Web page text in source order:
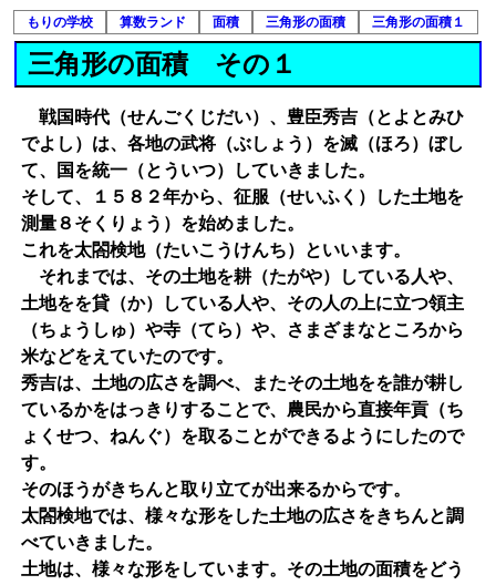
もりの学校 算数ランド 面積 三角形の面積 三角形の面積１
三角形の面積 その１
戦国時代（せんごくじだい）、豊臣秀吉（とよとみひ
でよし）は、各地の武将（ぶしょう）を滅（ほろ）ぼし
て、国を統一（とういつ）していきました。
そして、１５８２年から、征服（せいふく）した土地を
測量８そくりょう）を始めました。
これを太閤検地（たいこうけんち）といいます。
それまでは、その土地を耕（たがや）している人や、
土地をを貸（か）している人や、その人の上に立つ領主
（ちょうしゅ）や寺（てら）や、さまざまなところから
米などをえていたのです。
秀吉は、土地の広さを調べ、またその土地をを誰が耕し
ているかをはっきりすることで、農民から直接年貢（ち
ょくせつ、ねんぐ）を取ることができるようにしたので
す。
そのほうがきちんと取り立てが出来るからです。
太閤検地では、様々な形をした土地の広さをきちんと調
べていきました。
土地は、様々な形をしています。その土地の面積をどう